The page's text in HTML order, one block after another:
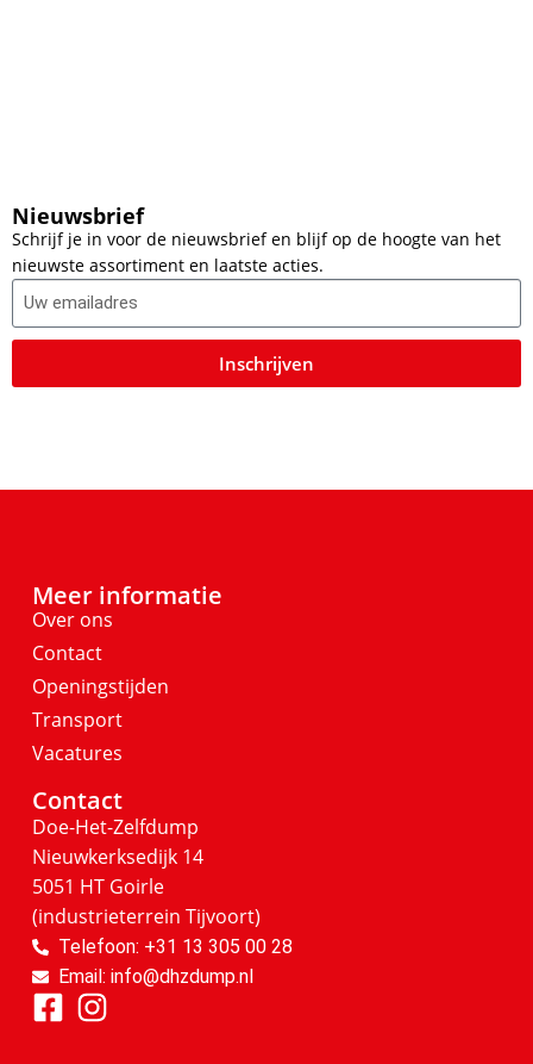
Nieuwsbrief
Schrijf je in voor de nieuwsbrief en blijf op de hoogte van het
nieuwste assortiment en laatste acties.
Inschrijven
Meer informatie
Over ons
Contact
Openingstijden
Transport
Vacatures
Contact
Doe-Het-Zelfdump
Nieuwkerksedijk 14
5051 HT Goirle
(industrieterrein Tijvoort)
Telefoon: +31 13 305 00 28
Email: info@dhzdump.nl